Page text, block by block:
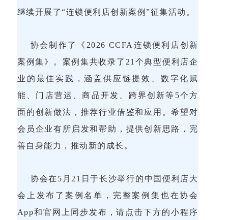
继续开展了“连锁便利店创新案例”征集活动。
协会制作了《2026 CCFA连锁便利店创新
案例集》。案例集共收录了21个典型便利店企
业的最佳实践，涵盖供应链提效、数字化赋
能、门店营运、商品开发、跨界创新等5个方
面的创新做法，推荐行业借鉴和应用。希望对
会员企业有所启发和帮助，提供创新思路，完
善自身能力，推动新的成长。
协会在5月21日于长沙举行的中国便利店大
会上发布了案例名单，完整案例集也在协会
App和官网上同步发布，请点击下方的小程序